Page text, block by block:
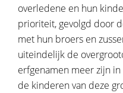
overledene en hun
prioriteit, gevolgd door
met hun broers en
uiteindelijk de
erfgenamen meer zijn
de kinderen van deze